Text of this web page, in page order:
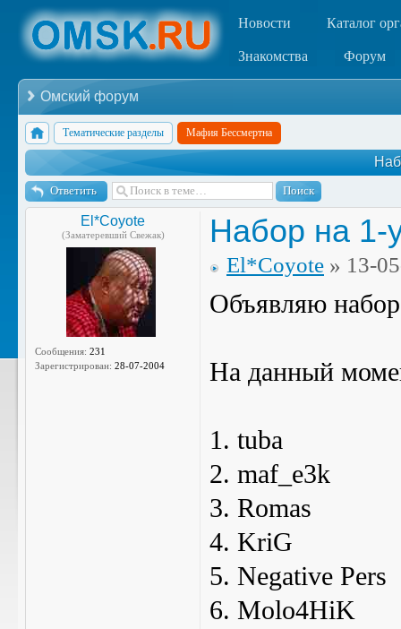
Новости Каталог
Знакомства Форум
Омский форум
Тематические разделы Мафия Бессмертна
Ответить
El*Coyote
(Заматеревший Свежак)
Сообщения: 231
Зарегистрирован: 28-07-2004
Набор на 1-
El*Coyote » 13-
Объявляю
На данный
1. tuba
2. maf_e3k
3. Romas
4. KriG
5. Negative Pers
6. Molo4HiK